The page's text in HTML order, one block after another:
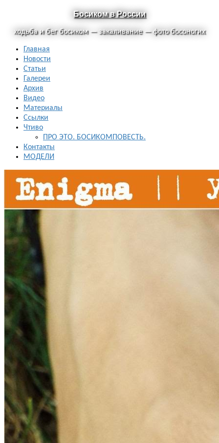
Босиком в России
ходьба и бег босиком — закаливание — фото босоногих
Главная
Новости
Статьи
Галереи
Архив
Видео
Материалы
Ссылки
Чтиво
ПРО ЭТО. БОСИКОМПОВЕСТЬ.
Контакты
МОДЕЛИ